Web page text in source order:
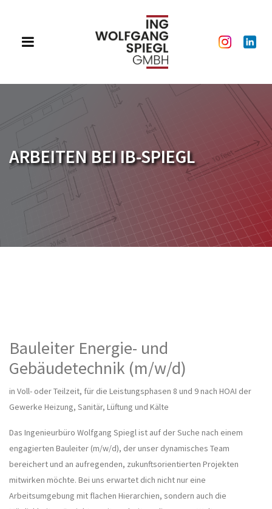
ARBEITEN BEI IB-SPIEGL
Bauleiter Energie- und
Gebäudetechnik (m/w/d)
in Voll- oder Teilzeit, für die Leistungsphasen 8 und 9 nach HOAI der
Gewerke Heizung, Sanitär, Lüftung und Kälte
Das Ingenieurbüro Wolfgang Spiegl ist auf der Suche nach einem
engagierten Bauleiter (m/w/d), der unser dynamisches Team
bereichert und an aufregenden, zukunftsorientierten Projekten
mitwirken möchte. Bei uns erwartet dich nicht nur eine
Arbeitsumgebung mit flachen Hierarchien, sondern auch die